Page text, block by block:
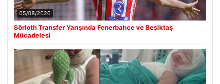
05/08/2026
Sörloth Transfer Yarışında Fenerbahçe ve Beşiktaş
Mücadelesi